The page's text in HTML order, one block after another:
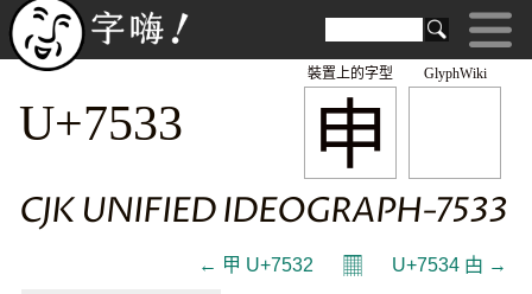
GlyphWiki
申
裝置上的字型
U+7533
CJK UNIFIED IDEOGRAPH-7533
← 甲 U+7532 𝄜 U+7534 甴 →